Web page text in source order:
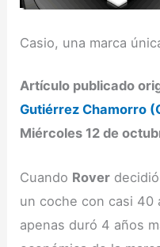
Casio, una marca
Artículo publicado
Gutiérrez Chamorro
Miércoles 12 de
Cuando Rover
un coche con casi 40
apenas duró 4 años